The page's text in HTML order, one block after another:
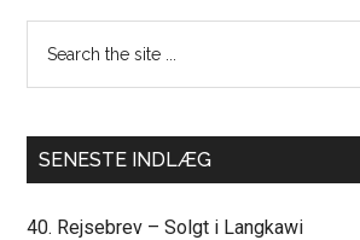
the
SENESTE INDLÆG
40. Rejsebrev – Solgt i Langkawi